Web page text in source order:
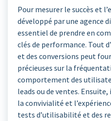
Pour mesurer le succès et
développé par une agence
essentiel de prendre en
clés de performance. Tout
et des conversions peut
précieuses sur la
comportement des
leads ou de ventes.
la convivialité et
tests d’utilisabilité et des